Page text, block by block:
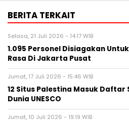
BERITA TERKAIT
Selasa, 21 Juli 2026 - 14:17 WIB
1.095 Personel Disiagakan
Rasa Di Jakarta Pusat
Jumat, 17 Juli 2026 - 15:46 WIB
12 Situs Palestina Masuk
Dunia UNESCO
Jumat, 10 Juli 2026 - 19:19 WIB